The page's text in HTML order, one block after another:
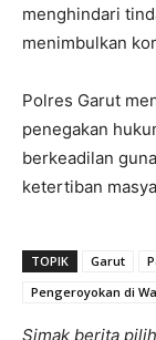
menghindari
menimbulkan
Polres Garut
penegakan
berkeadilan
ketertiban
TOPIK Garut
Pengeroyokan di
Simak berita